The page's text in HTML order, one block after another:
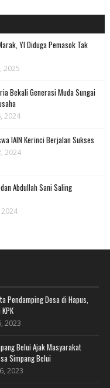
YI Diduga Pemasok Tak
2025
Bekali Generasi Muda Sungai
2024
IAIN Kerinci Berjalan Sukses
2024
Abdullah Sani Saling
2024
Pendamping Desa di Hapus,
2023
Belui Ajak Masyarakat
Simpang Belui
2023